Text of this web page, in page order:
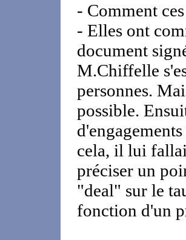
- Comment
- Elles ont
document
M.Chiffelle
personnes.
possible.
cela, il lui
préciser un
"deal" sur le
fonction d'un